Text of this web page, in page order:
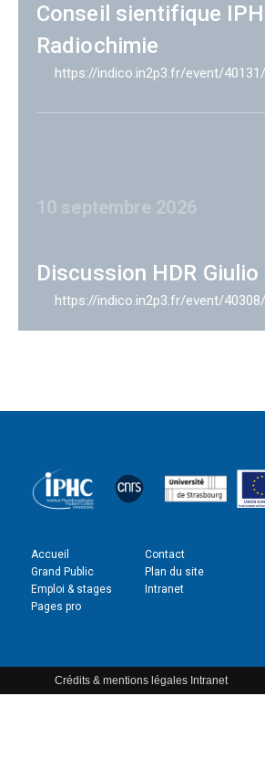
Conseil sientifique
Radiochimie
https://indico.in2p3.fr/event/40131/
10 septembre 2026
Discussion HDR Giulio
https://indico.in2p3.fr/event/40308/
Accueil
Grand Public
Emploi & stages
Pages pro
Contact
Plan du site
Intranet
Crédits & mentions légales Intranet